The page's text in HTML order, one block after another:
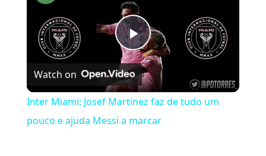
Play Video
Watch on
Inter Miami: Josef Martinez faz de tudo um
pouco e ajuda Messi a marcar